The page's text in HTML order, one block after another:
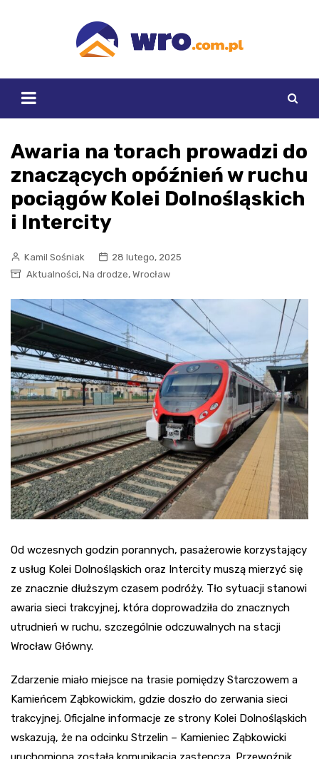
Awaria na torach prowadzi do
znaczących opóźnień w ruchu
pociągów Kolei Dolnośląskich
i Intercity
Kamil Sośniak
28 lutego, 2025
Aktualności, Na drodze, Wrocław
Od wczesnych godzin porannych, pasażerowie korzystający
z usług Kolei Dolnośląskich oraz Intercity muszą mierzyć się
ze znacznie dłuższym czasem podróży. Tło sytuacji stanowi
awaria sieci trakcyjnej, która doprowadziła do znacznych
utrudnień w ruchu, szczególnie odczuwalnych na stacji
Wrocław Główny.
Zdarzenie miało miejsce na trasie pomiędzy Starczowem a
Kamieńcem Ząbkowickim, gdzie doszło do zerwania sieci
trakcyjnej. Oficjalne informacje ze strony Kolei Dolnośląskich
wskazują, że na odcinku Strzelin – Kamieniec Ząbkowicki